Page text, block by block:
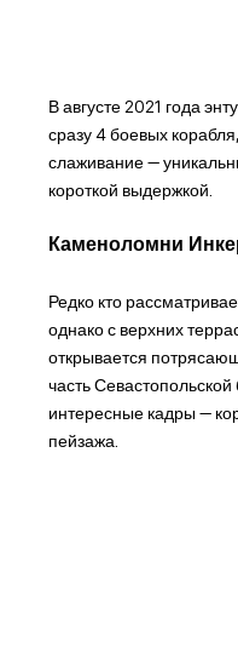
В августе 2021 года
сразу 4 боевых
слаживание —
короткой выдержкой.
Каменоломни
Редко кто
однако с верхних
открывается
часть
интересные кадры —
пейзажа.